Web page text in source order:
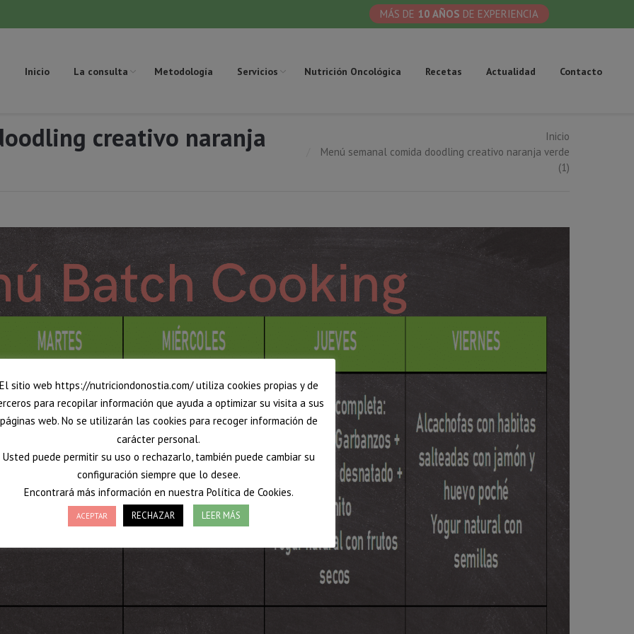
MÁS DE 10 AÑOS DE EXPERIENCIA
Inicio La consulta Metodología Servicios Nutrición Oncológica Recetas Actualidad Contacto
creativo naranja
Inicio
Menú semanal comida doodling creativo naranja verde
(1)
sitio web https://nutriciondonostia.com/ utiliza cookies propias y de
para recopilar información que ayuda a optimizar su visita a sus
páginas web. No se utilizarán las cookies para recoger información de
carácter personal.
Usted puede permitir su uso o rechazarlo, también puede cambiar su
configuración siempre que lo desee.
Encontrará más información en nuestra Política de Cookies.
ACEPTAR RECHAZAR LEER MÁS